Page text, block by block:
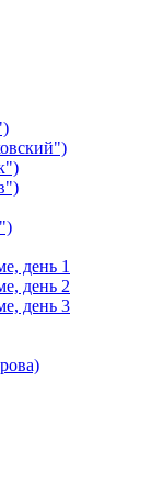
день 1
день 2
день 3